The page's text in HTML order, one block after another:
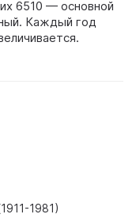
6510 — основной
Каждый год
1981)